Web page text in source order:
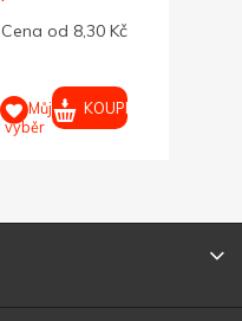
Cena od 8,30 Kč
Můj
výběr
KOUPIT